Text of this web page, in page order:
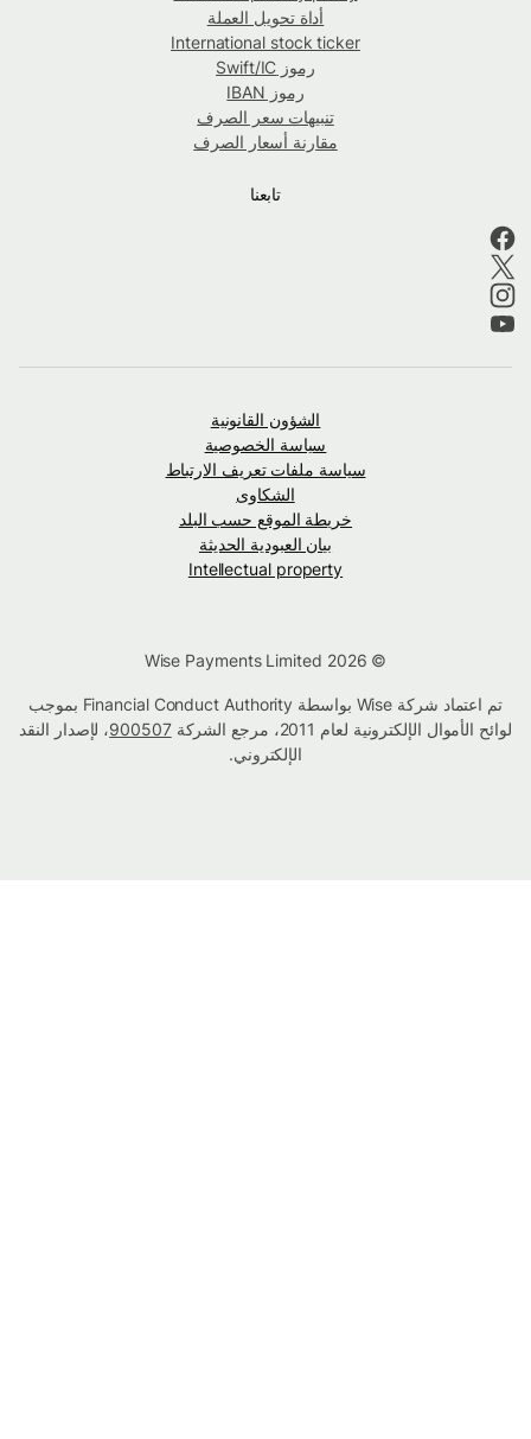
أداة تحويل العملة
International stock ticker
رموز Swift/IC
رموز IBAN
تنبيهات سعر الصرف
مقارنة أسعار الصرف
تابعنا
الشؤون القانونية
سياسة الخصوصية
سياسة ملفات تعريف الارتباط
الشكاوى
خريطة الموقع حسب البلد
بيان العبودية الحديثة
Intellectual property
تم اعتماد شركة Wise بواسطة Financial Conduct Authority بموجب
لوائح الأموال الإلكترونية لعام 2011، مرجع الشركة
900507، لإصدار النقد
الإلكتروني.